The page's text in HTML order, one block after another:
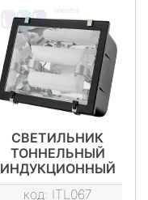
СВЕТИЛЬНИК
ТОННЕЛЬНЫЙ
ИНДУКЦИОННЫЙ
ITL-TN001 120W
код: ITL067